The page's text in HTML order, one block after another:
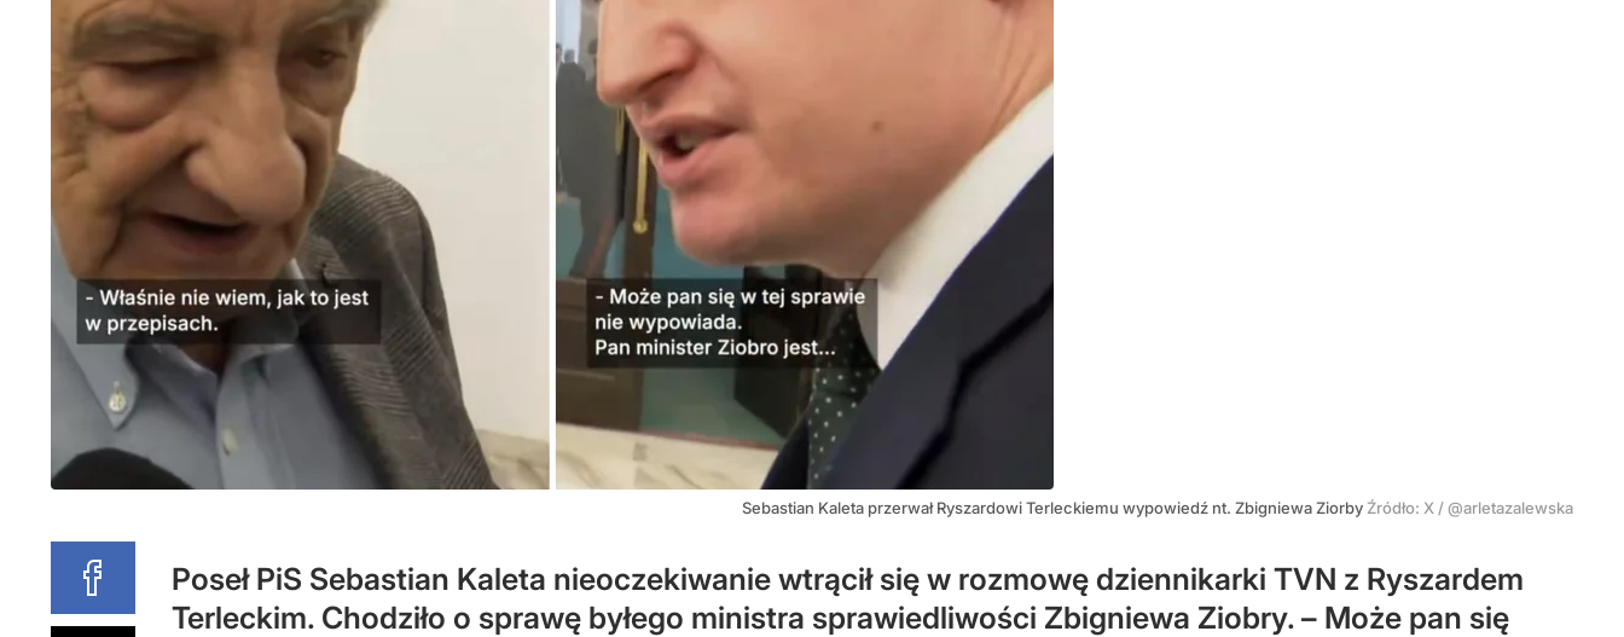
Sebastian Kaleta przerwał Ryszardowi Terleckiemu wypowiedź nt. Zbigniewa Ziorby Źródło: X /@arletazalewska
Poseł PiS Sebastian Kaleta nieoczekiwanie wtrącił się w rozmowę dziennikarki TVN z Ryszardem
Terleckim. Chodziło o sprawę byłego ministra sprawiedliwości Zbigniewa Ziobry. – Może pan się